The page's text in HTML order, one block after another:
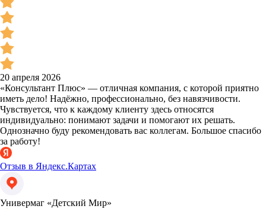
20 апреля 2026
«Консультант Плюс» — отличная компания, с которой приятно
иметь дело! Надёжно, профессионально, без навязчивости.
Чувствуется, что к каждому клиенту здесь относятся
индивидуально: понимают задачи и помогают их решать.
Однозначно буду рекомендовать вас коллегам. Большое спасибо
за работу!
Отзыв в Яндекс.Картах
Универмаг «Детский Мир»